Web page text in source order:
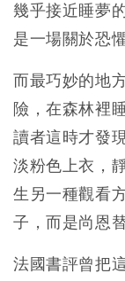
幾乎接近睡夢
是一場關於恐
而最巧妙的地
險，在森林裡
讀者這時才發
淡粉色上衣，
生另一種觀看
子，而是尚恩
法國書評曾把